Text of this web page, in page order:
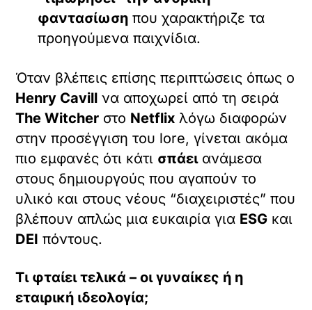
φαντασίωση που χαρακτήριζε τα
προηγούμενα παιχνίδια.
Όταν βλέπεις επίσης περιπτώσεις όπως ο
Henry Cavill να αποχωρεί από τη σειρά
The Witcher στο Netflix λόγω διαφορών
στην προσέγγιση του lore, γίνεται ακόμα
πιο εμφανές ότι κάτι σπάειανάμεσα
στους δημιουργούς που αγαπούν το
υλικό και στους νέους “διαχειριστές” που
βλέπουν απλώς μια ευκαιρία για ESG και
DEI πόντους.
Τι φταίει τελικά – οι γυναίκες ή η
εταιρική ιδεολογία;